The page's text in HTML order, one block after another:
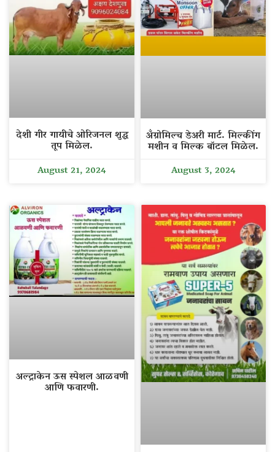
देशी गीर गायीचे ओरिजनल शुद्ध
तूप मिळेल.
August 21, 2024
अँग्रोमिल्च डेअरी मार्ट. मिल्कींग
मशीन व मिल्क बॉटल मिळेल.
August 3, 2024
अल्ट्राकेन ऊस स्पेशल आळवणी
आणि फवारणी.